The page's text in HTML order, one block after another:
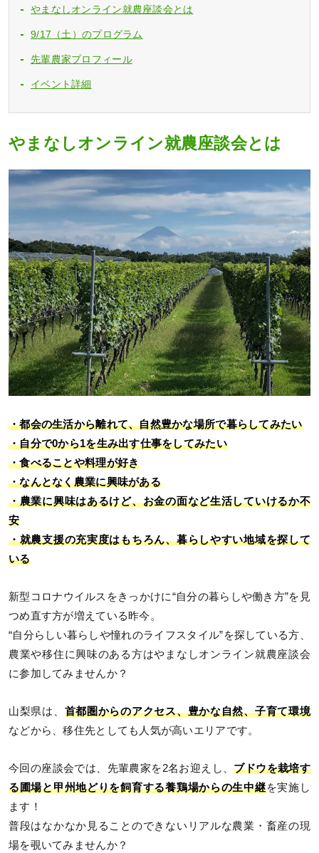
やまなしオンライン就農座談会とは
9/17（土）のプログラム
先輩農家プロフィール
イベント詳細
やまなしオンライン就農座談会とは
・都会の生活から離れて、自然豊かな場所で暮らしてみたい
・自分で0から1を生み出す仕事をしてみたい
・食べることや料理が好き
・なんとなく農業に興味がある
・農業に興味はあるけど、お金の面など生活していけるか不
安
・就農支援の充実度はもちろん、暮らしやすい地域を探して
いる
新型コロナウイルスをきっかけに“自分の暮らしや働き方”を見
つめ直す方が増えている昨今。
“自分らしい暮らしや憧れのライフスタイル”を探している方、
農業や移住に興味のある方はやまなしオンライン就農座談会
に参加してみませんか？
山梨県は、 首都圏からのアクセス、豊かな自然、子育て環境
などから、移住先としても人気が高いエリアです。
今回の座談会では、先輩農家を2名お迎えし、ブドウを栽培す
る圃場と甲州地どりを飼育する養鶏場からの生中継を実施し
ます！
普段はなかなか見ることのできないリアルな農業・畜産の現
場を覗いてみませんか？